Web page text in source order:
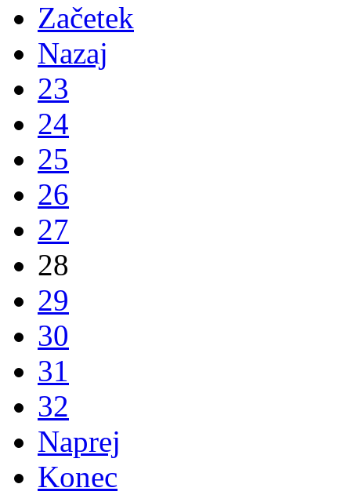
Začetek
Nazaj
23
24
25
26
27
28
29
30
31
32
Naprej
Konec